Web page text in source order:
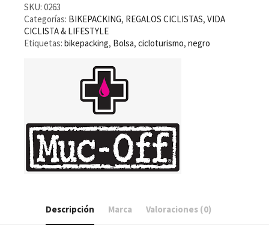
Essentials
Negra
cantidad
SKU: 0263
Categorías: BIKEPACKING, REGALOS CICLISTAS, VIDA
CICLISTA & LIFESTYLE
Etiquetas: bikepacking, Bolsa, cicloturismo, negro
Descripción Marca Valoraciones (0)